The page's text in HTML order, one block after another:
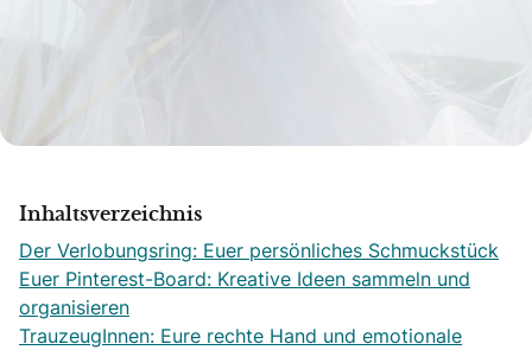
Inhaltsverzeichnis
Der Verlobungsring: Euer persönliches Schmuckstück
Euer Pinterest-Board: Kreative Ideen sammeln und
organisieren
TrauzeugInnen: Eure rechte Hand und emotionale